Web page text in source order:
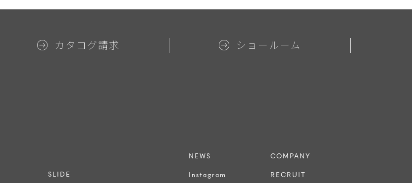
カタログ請求 ショールーム
SLIDE
NEWS
Instagram
COMPANY
RECRUIT